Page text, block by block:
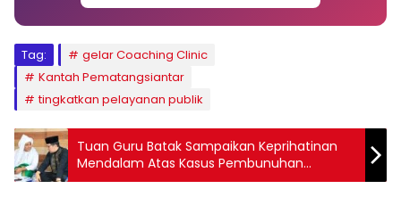
Tag:
gelar Coaching Clinic
Kantah Pematangsiantar
tingkatkan pelayanan publik
Tuan Guru Batak Sampaikan Keprihatinan
Mendalam Atas Kasus Pembunuhan
Mahasiswa di Masjid Agung Sibolga